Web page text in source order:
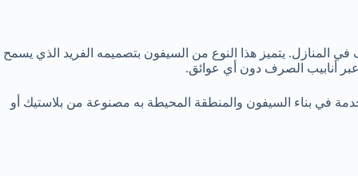
يتميز هذا النوع من السيفون بتصميمه الفريد الذي يسمح
عبر أنابيب الصرف دون أي عوائق.
في بناء السيفون والمنطقة المحيطة به مصنوعة من بلاستيك أو